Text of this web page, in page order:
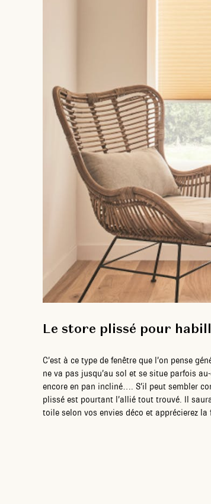
Le store plissé pour
C’est à ce type de fenêtre que l’on pense
ne va pas jusqu’au sol et se situe parfois
encore en pan incliné…. S’il peut sembler
plissé est pourtant l’allié tout trouvé. Il
toile selon vos envies déco et apprécierez